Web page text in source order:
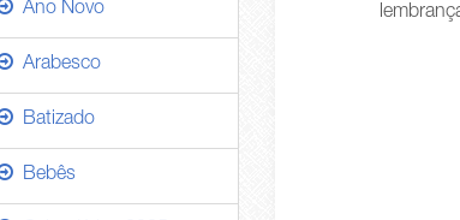
Ano Novo
Arabesco
Batizado
Bebês